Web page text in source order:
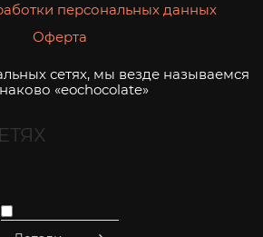
персональных данных
Оферта
сетях, мы везде называемся
«eochocolate»